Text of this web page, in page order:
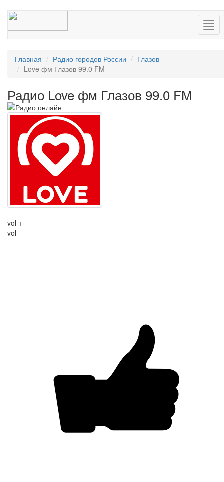
Главная Радио городов России
Глазов
Love фм Глазов 99.0 FM
Радио Love фм Глазов 99.0 FM
vol +
vol -